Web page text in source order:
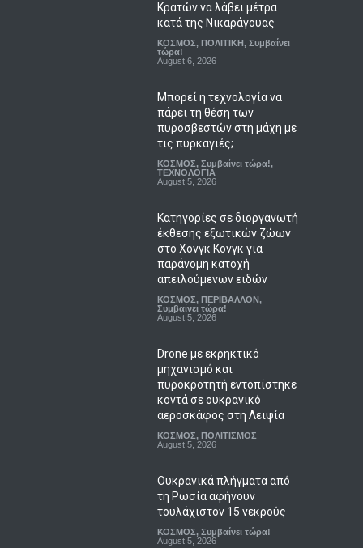
Κρατών να λάβει μέτρα
κατά της Νικαράγουας
ΚΟΣΜΟΣ, ΠΟΛΙΤΙΚΗ, Συμβαίνει
τώρα!
August 6, 2026
Μπορεί η τεχνολογία να
πάρει τη θέση των
πυροσβεστών στη μάχη με
τις πυρκαγιές;
ΚΟΣΜΟΣ, Συμβαίνει τώρα!,
ΤΕΧΝΟΛΟΓΙΑ
August 5, 2026
Κατηγορίες σε διοργανωτή
έκθεσης εξωτικών ζώων
στο Χονγκ Κονγκ για
παράνομη κατοχή
απειλούμενων ειδών
ΚΟΣΜΟΣ, ΠΕΡΙΒΑΛΛΟΝ,
Συμβαίνει τώρα!
August 5, 2026
Drone με εκρηκτικό
μηχανισμό και
πυροκροτητή εντοπίστηκε
κοντά σε ουκρανικό
αεροσκάφος στη Λειψία
ΚΟΣΜΟΣ, ΠΟΛΙΤΙΣΜΟΣ
August 5, 2026
Ουκρανικά πλήγματα από
τη Ρωσία αφήνουν
τουλάχιστον 15 νεκρούς
ΚΟΣΜΟΣ, Συμβαίνει τώρα!
August 5, 2026